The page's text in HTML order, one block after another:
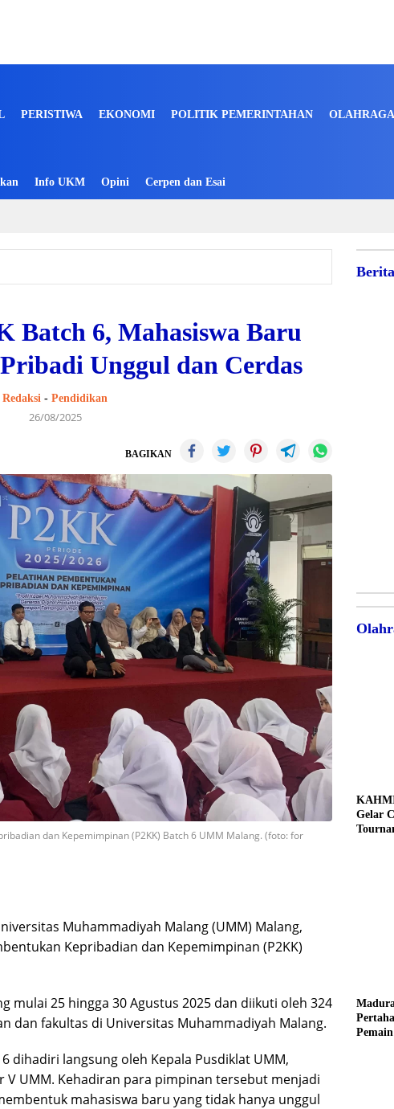
PERISTIWA EKONOMI POLITIK PEMERINTAHAN OLAHRAGA
Info UKM Opini Cerpen dan Esai
Batch 6, Mahasiswa Baru
Unggul dan Cerdas
Redaksi -Pendidikan
26/08/2025
BAGIKAN
dan Kepemimpinan (P2KK) Batch 6 UMM Malang. (foto: for
Muhammadiyah Malang (UMM) Malang,
Kepribadian dan Kepemimpinan (P2KK)
mulai 25 hingga 30 Agustus 2025 dan diikuti oleh 324
dan fakultas di Universitas Muhammadiyah Malang.
dihadiri langsung oleh Kepala Pusdiklat UMM,
V UMM. Kehadiran para pimpinan tersebut menjadi
mahasiswa baru yang tidak hanya unggul
Gelar